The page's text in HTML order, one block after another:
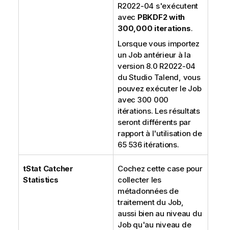
R2022-04 s'exécutent
avec PBKDF2 with
300,000 iterations.
Lorsque vous importez
un Job antérieur à la
version 8.0 R2022-04
duStudio Talend, vous
pouvez exécuter le Job
avec 300 000
itérations. Les résultats
seront différents par
rapport à l'utilisation de
65 536 itérations.
tStat Catcher
Statistics
Cochez cette case pour
collecter les
métadonnées de
traitement du Job,
aussi bien au niveau du
Job qu'au niveau de